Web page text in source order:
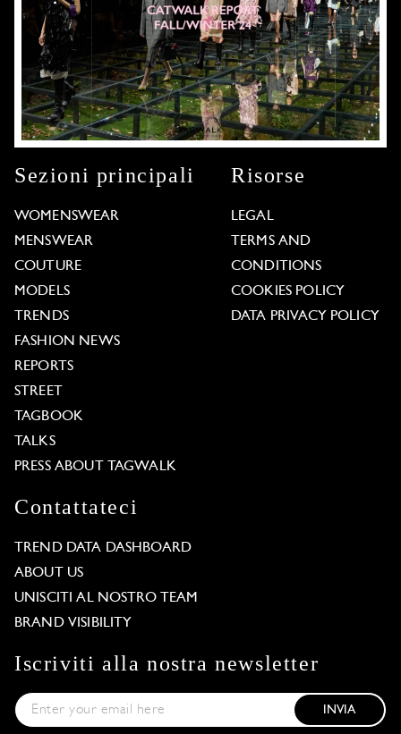
Sezioni principali
WOMENSWEAR
MENSWEAR
COUTURE
MODELS
TRENDS
FASHION NEWS
REPORTS
STREET
TAGBOOK
TALKS
PRESS ABOUT TAGWALK
Risorse
LEGAL
TERMS AND
CONDITIONS
COOKIES POLICY
DATA PRIVACY POLICY
Contattateci
TREND DATA DASHBOARD
ABOUT US
UNISCITI AL NOSTRO TEAM
BRAND VISIBILITY
Iscriviti alla nostra newsletter
INVIA